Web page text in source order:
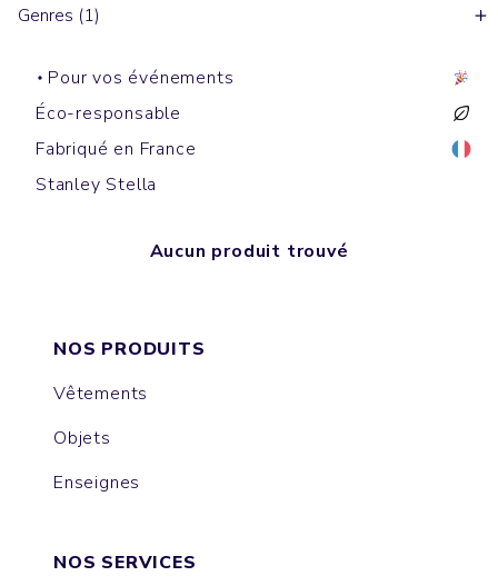
Genres (1)
Pour vos événements
Éco-responsable
Fabriqué en France
Stanley Stella
Aucun produit trouvé
NOS PRODUITS
Vêtements
Objets
Enseignes
NOS SERVICES